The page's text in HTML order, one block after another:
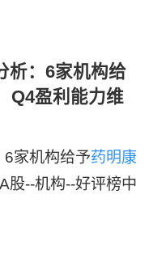
析：6家机构给
Q4盈利能力维
家机构给予药明康
股--机构--好评榜中